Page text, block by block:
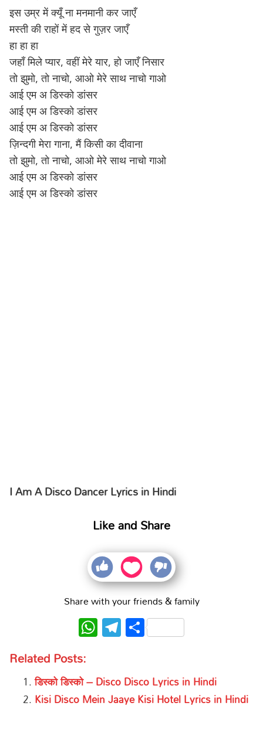
इस उम्र में क्यूँ ना मनमानी कर जाएँ
मस्ती की राहों में हद से गुज़र जाएँ
हा हा हा
जहाँ मिले प्यार, वहीं मेरे यार, हो जाएँ निसार
तो झुमो, तो नाचो, आओ मेरे साथ नाचो गाओ
आई एम अ डिस्को डांसर
आई एम अ डिस्को डांसर
आई एम अ डिस्को डांसर
ज़िन्दगी मेरा गाना, मैं किसी का दीवाना
तो झुमो, तो नाचो, आओ मेरे साथ नाचो गाओ
आई एम अ डिस्को डांसर
आई एम अ डिस्को डांसर
I Am A Disco Dancer Lyrics in Hindi
Like and Share
Share with your friends & family
WhatsApp
Telegram
Share
Related Posts:
डिस्को डिस्को – Disco Disco Lyrics in Hindi
Kisi Disco Mein Jaaye Kisi Hotel Lyrics in Hindi